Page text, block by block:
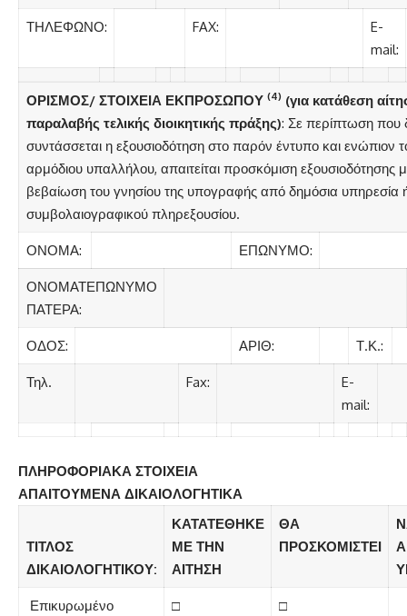
ΤΗΛΕΦΩΝΟ: FAX:
E-
mail:
ΟΡΙΣΜΟΣ/ ΣΤΟΙΧΕΙΑ ΕΚΠΡΟΣΩΠΟΥ (4) (για κατάθεση
παραλαβής τελικής διοικητικής πράξης): Σε περίπτωση που
συντάσσεται η εξουσιοδότηση στο παρόν έντυπο και ενώπιον
αρμόδιου υπαλλήλου, απαιτείται προσκόμιση εξουσιοδότησης
βεβαίωση του γνησίου της υπογραφής από δημόσια υπηρεσία
συμβολαιογραφικού πληρεξουσίου.
ΟΝΟΜΑ: ΕΠΩΝΥΜΟ:
ΟΝΟΜΑΤΕΠΩΝΥΜΟ
ΠΑΤΕΡΑ:
ΟΔΟΣ: ΑΡΙΘ: Τ.Κ.:
Τηλ. Fax:
E-
mail:
ΠΛΗΡΟΦΟΡΙΑΚΑ ΣΤΟΙΧΕΙΑ
ΑΠΑΙΤΟΥΜΕΝΑ ΔΙΚΑΙΟΛΟΓΗΤΙΚΑ
ΤΙΤΛΟΣ
ΔΙΚΑΙΟΛΟΓΗΤΙΚΟΥ:
ΚΑΤΑΤΕΘΗΚΕ
ΜΕ ΤΗΝ
ΑΙΤΗΣΗ
ΘΑ
ΠΡΟΣΚΟΜΙΣΤΕΙ
Επικυρωμένο
□ □